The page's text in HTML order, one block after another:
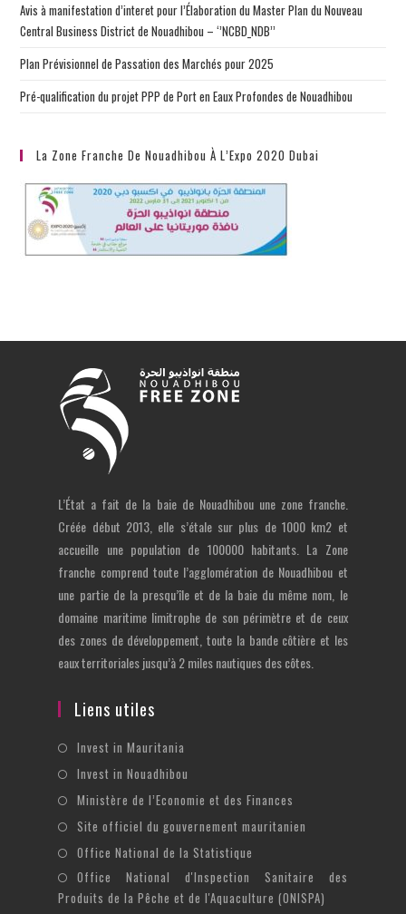
Avis à manifestation d’interet pour l’Élaboration du Master Plan du Nouveau
Central Business District de Nouadhibou – ‘’NCBD_NDB’’
Plan Prévisionnel de Passation des Marchés pour 2025
Pré-qualification du projet PPP de Port en Eaux Profondes de Nouadhibou
La Zone Franche De Nouadhibou À L’Expo 2020 Dubai
L’État a fait de la baie de Nouadhibou une zone franche.
Créée début 2013, elle s’étale sur plus de 1000 km2 et
accueille une population de 100000 habitants. La Zone
franche comprend toute l’agglomération de Nouadhibou et
une partie de la presqu’île et de la baie du même nom, le
domaine maritime limitrophe de son périmètre et de ceux
des zones de développement, toute la bande côtière et les
eaux territoriales jusqu’à 2 miles nautiques des côtes.
Liens utiles
Invest in Mauritania
dans
onglet
Invest in Nouadhibou
dans
onglet
Ministère de l’Economie et des Finances
dans
onglet
Site officiel du gouvernement mauritanien
nouvel
Office National de la Statistique
dans
un
Office National d'Inspection Sanitaire des
Produits de la Pêche et de l'Aquaculture (ONISPA)